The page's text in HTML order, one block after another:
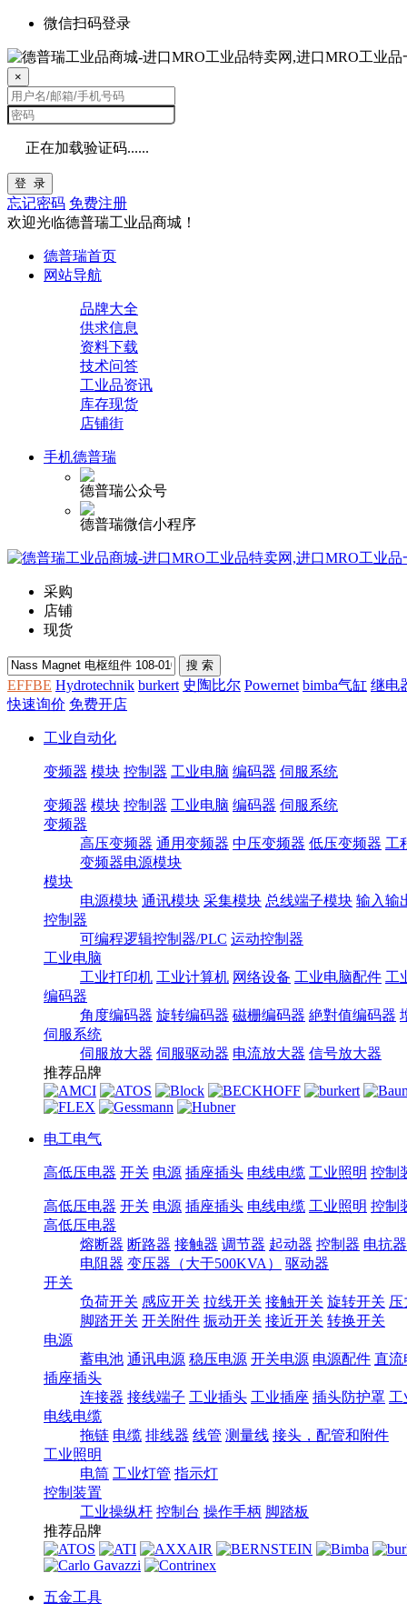
微信扫码登录
×
正在加载验证码......
登 录
忘记密码 免费注册
欢迎光临德普瑞工业品商城！
德普瑞首页
网站导航
品牌大全
供求信息
资料下载
技术问答
工业品资讯
库存现货
店铺街
手机德普瑞
德普瑞公众号
德普瑞微信小程序
采购
店铺
现货
EFFBE Hydrotechnik burkert 史陶比尔 Powernet bimba气缸 继电
快速询价 免费开店
工业自动化
变频器 模块 控制器 工业电脑 编码器 伺服系统
变频器 模块 控制器 工业电脑 编码器 伺服系统
变频器
高压变频器 通用变频器 中压变频器 低压变频器 工
变频器电源模块
模块
电源模块 通讯模块 采集模块 总线端子模块 输入输
控制器
可编程逻辑控制器/PLC 运动控制器
工业电脑
工业打印机 工业计算机 网络设备 工业电脑配件 工
编码器
角度编码器 旋转编码器 磁栅编码器 絶對值编码器
伺服系统
伺服放大器 伺服驱动器 电流放大器 信号放大器
推荐品牌
电工电气
高低压电器 开关 电源 插座插头 电线电缆 工业照明 控制
高低压电器 开关 电源 插座插头 电线电缆 工业照明 控制
高低压电器
熔断器 断路器 接触器 调节器 起动器 控制器 电抗器
电阻器 变压器（大于500KVA）
驱动器
开关
负荷开关 感应开关 拉线开关 接触开关 旋转开关 压
脚踏开关 开关附件 振动开关 接近开关 转换开关
电源
蓄电池 通讯电源 稳压电源 开关电源 电源配件 直流
插座插头
连接器 接线端子 工业插头 工业插座 插头防护罩 工
电线电缆
拖链 电缆 排线器 线管 测量线 接头，配管和附件
工业照明
电筒 工业灯管 指示灯
控制装置
工业操纵杆 控制台 操作手柄 脚踏板
推荐品牌
五金工具